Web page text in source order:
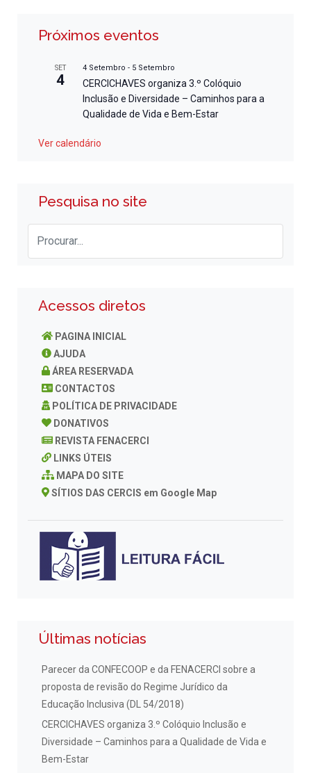
Próximos eventos
SET
4
4 Setembro - 5 Setembro
CERCICHAVES organiza 3.º Colóquio
Inclusão e Diversidade – Caminhos para a
Qualidade de Vida e Bem-Estar
Ver calendário
Pesquisa no site
Acessos diretos
PAGINA INICIAL
AJUDA
ÁREA RESERVADA
CONTACTOS
POLÍTICA DE PRIVACIDADE
DONATIVOS
REVISTA FENACERCI
LINKS ÚTEIS
MAPA DO SITE
SÍTIOS DAS CERCIS em Google Map
Últimas notícias
Parecer da CONFECOOP e da FENACERCI sobre a
proposta de revisão do Regime Jurídico da
Educação Inclusiva (DL 54/2018)
CERCICHAVES organiza 3.º Colóquio Inclusão e
Diversidade – Caminhos para a Qualidade de Vida e
Bem-Estar